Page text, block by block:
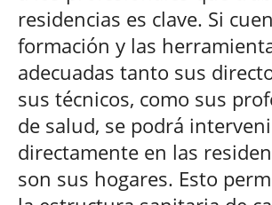
residencias es clave. Si
formación y las
adecuadas tanto sus
sus técnicos, como sus
de salud, se podrá
directamente en las
son sus hogares. Esto